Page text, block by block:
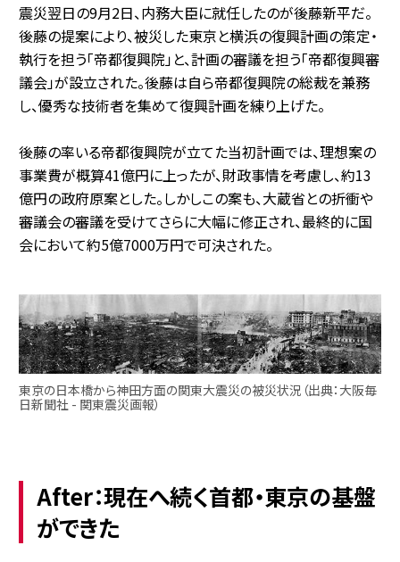
震災翌日の9月2日、内務大臣に就任したのが後藤新平だ。
後藤の提案により、被災した東京と横浜の復興計画の策定・
執行を担う「帝都復興院」と、計画の審議を担う「帝都復興審
議会」が設立された。後藤は自ら帝都復興院の総裁を兼務
し、優秀な技術者を集めて復興計画を練り上げた。
後藤の率いる帝都復興院が立てた当初計画では、理想案の
事業費が概算41億円に上ったが、財政事情を考慮し、約13
億円の政府原案とした。しかしこの案も、大蔵省との折衝や
審議会の審議を受けてさらに大幅に修正され、最終的に国
会において約5億7000万円で可決された。
東京の日本橋から神田方面の関東大震災の被災状況（出典：大阪毎
日新聞社 - 関東震災画報）
After：現在へ続く首都・東京の基盤
ができた